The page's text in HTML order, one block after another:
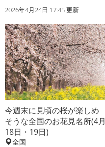
2026年4月24日 17:45 更新
今週末に見頃の桜が楽しめ
そうな全国のお花見名所(4月
18日・19日)
全国